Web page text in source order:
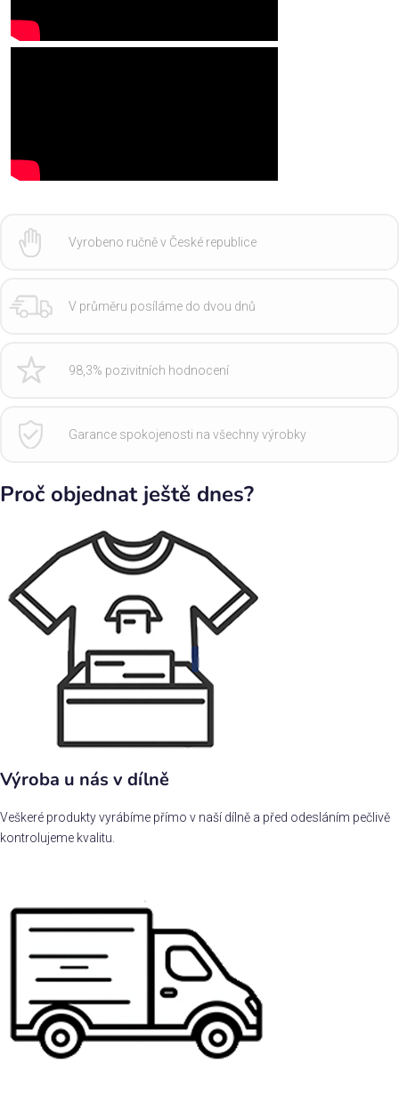
Vyrobeno ručně v České republice
V průměru posíláme do dvou dnů
98,3% pozivitních hodnocení
Garance spokojenosti na všechny výrobky
Proč objednat ještě dnes?
Výroba u nás v dílně
Veškeré produkty vyrábíme přímo v naší dílně a před odesláním pečlivě
kontrolujeme kvalitu.